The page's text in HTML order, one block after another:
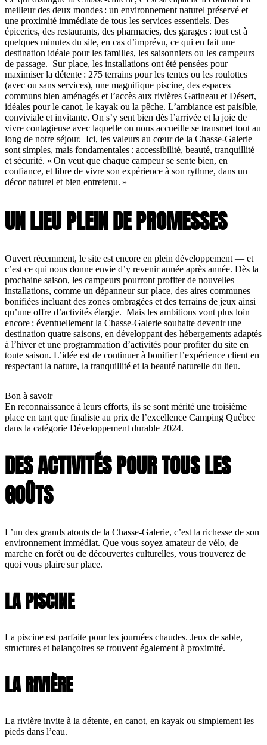
meilleur des deux mondes : un environnement naturel préservé et
une proximité immédiate de tous les services essentiels. Des
épiceries, des restaurants, des pharmacies, des garages : tout est à
quelques minutes du site, en cas d’imprévu, ce qui en fait une
destination idéale pour les familles, les saisonniers ou les campeurs
de passage. Sur place, les installations ont été pensées pour
maximiser la détente : 275 terrains pour les tentes ou les roulottes
(avec ou sans services), une magnifique piscine, des espaces
communs bien aménagés et l’accès aux rivières Gatineau et Désert,
idéales pour le canot, le kayak ou la pêche. L’ambiance est paisible,
conviviale et invitante. On s’y sent bien dès l’arrivée et la joie de
vivre contagieuse avec laquelle on nous accueille se transmet tout au
long de notre séjour. Ici, les valeurs au cœur de la Chasse-Galerie
sont simples, mais fondamentales : accessibilité, beauté, tranquillité
et sécurité. « On veut que chaque campeur se sente bien, en
confiance, et libre de vivre son expérience à son rythme, dans un
décor naturel et bien entretenu. »
UN LIEU PLEIN DE PROMESSES
Ouvert récemment, le site est encore en plein développement — et
c’est ce qui nous donne envie d’y revenir année après année. Dès la
prochaine saison, les campeurs pourront profiter de nouvelles
installations, comme un dépanneur sur place, des aires communes
bonifiées incluant des zones ombragées et des terrains de jeux ainsi
qu’une offre d’activités élargie. Mais les ambitions vont plus loin
encore : éventuellement la Chasse-Galerie souhaite devenir une
destination quatre saisons, en développant des hébergements adaptés
à l’hiver et une programmation d’activités pour profiter du site en
toute saison. L’idée est de continuer à bonifier l’expérience client en
respectant la nature, la tranquillité et la beauté naturelle du lieu.
Bon à savoir
En reconnaissance à leurs efforts, ils se sont mérité une troisième
place en tant que finaliste au prix de l’excellence Camping Québec
dans la catégorie Développement durable 2024.
DES ACTIVITÉS POUR TOUS LES
GOÛTS
L’un des grands atouts de la Chasse-Galerie, c’est la richesse de son
environnement immédiat. Que vous soyez amateur de vélo, de
marche en forêt ou de découvertes culturelles, vous trouverez de
quoi vous plaire sur place.
LA PISCINE
La piscine est parfaite pour les journées chaudes. Jeux de sable,
structures et balançoires se trouvent également à proximité.
LA RIVIÈRE
La rivière invite à la détente, en canot, en kayak ou simplement les
pieds dans l’eau.